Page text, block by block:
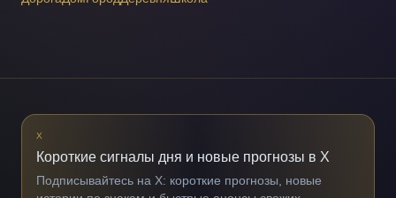
X
Короткие сигналы дня и новые прогнозы в X
Подписывайтесь на X: короткие прогнозы, новые